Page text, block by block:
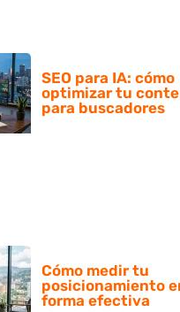
SEO para IA: cómo
optimizar tu
para buscadores
Cómo medir tu
posicionamiento
forma efectiva